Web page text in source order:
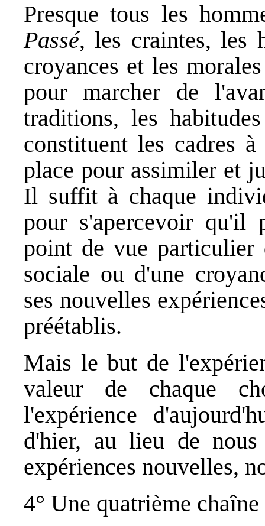
Presque tous les
Passé, les craintes, les
croyances et les
pour marcher de
traditions, les
constituent les cadres
place pour assimiler et
Il suffit à chaque
pour s'apercevoir qu'il
point de vue particulier
sociale ou d'une
ses nouvelles
préétablis.
Mais le but de
valeur de chaque
l'expérience
d'hier, au lieu de
expériences nouvelles,
4° Une quatrième